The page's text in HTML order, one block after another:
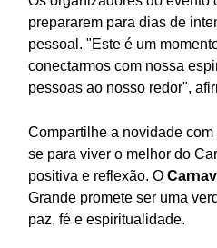
prepararem para dias de
pessoal. "Este é um
conectarmos com nossa
pessoas ao nosso redor",
Compartilhe a novidade
se para viver o melhor do
positiva e reflexão. O
Grande promete ser uma
paz, fé e espiritualidade.